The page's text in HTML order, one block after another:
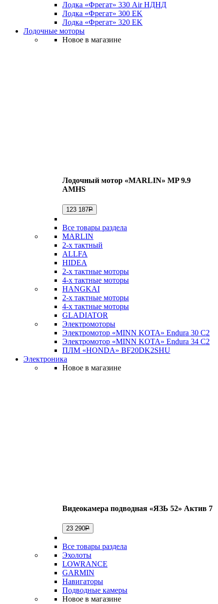
Лодка «Фрегат» 330 Air НДНД
Лодка «Фрегат» 300 ЕK
Лодка «Фрегат» 320 ЕK
Лодочные моторы
Новое в магазине
Лодочный мотор «MARLIN» MP 9.9
AMHS
123 187Р
Все товары раздела
MARLIN
2-х тактный
ALLFA
HIDEA
2-х тактные моторы
4-х тактные моторы
HANGKAI
2-х тактные моторы
4-х тактные моторы
GLADIATOR
Электромоторы
Электромотор «MINN KOTA» Endura 30 C2
Электромотор «MINN KOTA» Endura 34 C2
ПЛМ «HONDA» BF20DK2SHU
Электроника
Новое в магазине
Видеокамера подводная «ЯЗЬ 52» Актив 7
23 290Р
Все товары раздела
Эхолоты
LOWRANCE
GARMIN
Навигаторы
Подводные камеры
Новое в магазине